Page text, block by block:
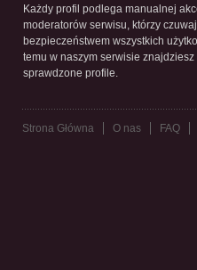
Każdy profil podlega manualnej
moderatorów serwisu, którzy
bezpieczeństwem wszystkich
temu w naszym serwisie
sprawdzone profile.
Strona Główna O nas FAQ